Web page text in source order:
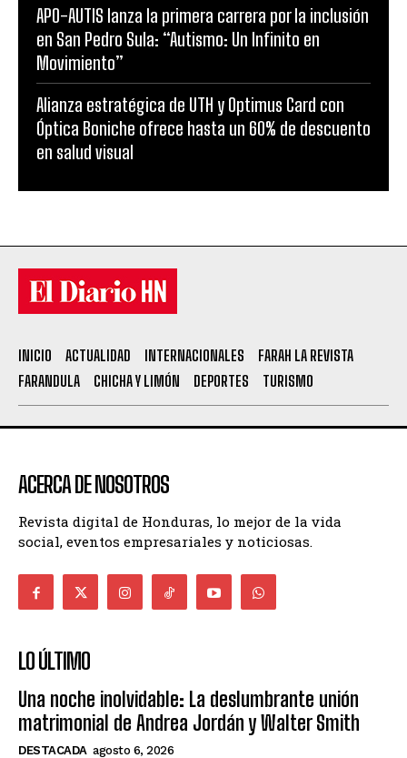
APO-AUTIS lanza la primera carrera por la inclusión
en San Pedro Sula: “Autismo: Un Infinito en
Movimiento”
Alianza estratégica de UTH y Optimus Card con
Óptica Boniche ofrece hasta un 60% de descuento
en salud visual
INICIO ACTUALIDAD INTERNACIONALES
FARAH LA REVISTA
FARANDULA
CHICHA Y LIMÓN DEPORTES TURISMO
ACERCA DE NOSOTROS
Revista digital de Honduras, lo mejor de la vida
social, eventos empresariales y noticiosas.
LO ÚLTIMO
Una noche inolvidable: La deslumbrante unión
matrimonial de Andrea Jordán y Walter Smith
DESTACADA agosto 6, 2026